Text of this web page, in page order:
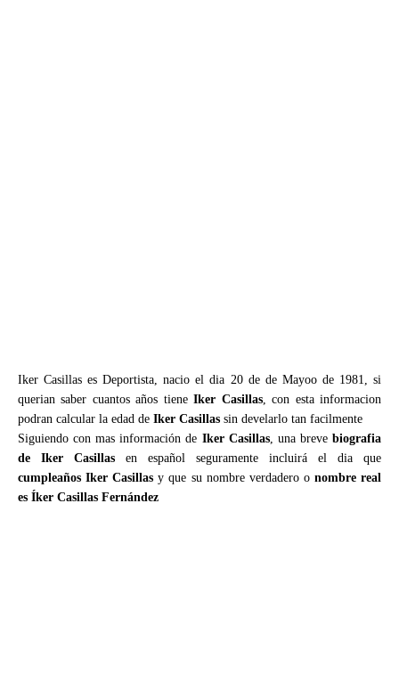
Iker Casillas es Deportista, nacio el dia 20 de de Mayoo de 1981, si
querian saber cuantos años tieneIker Casillas, con esta informacion
podran calcular la edad de Iker Casillas sin develarlo tan facilmente
Siguiendo con mas información de Iker Casillas, una brevebiografia
de Iker Casillas en español seguramente incluirá el dia que
cumpleaños Iker Casillas y que su nombre verdadero o nombre real
es Íker Casillas Fernández